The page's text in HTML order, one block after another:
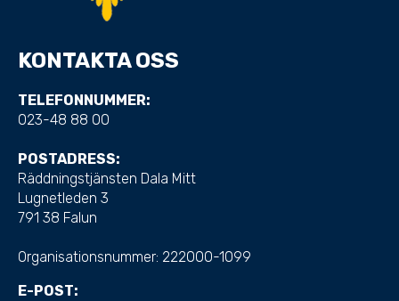
KONTAKTA OSS
TELEFONNUMMER:
023-48 88 00
POSTADRESS:
Räddningstjänsten Dala Mitt
Lugnetleden 3
791 38 Falun
Organisationsnummer: 222000-1099
E-POST: